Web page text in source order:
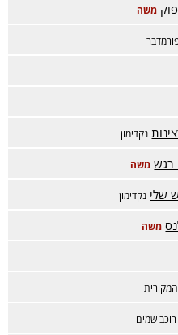
משה
נקדימון
רגש משה
שלי נקדימון
משה
המקורית
רוכב שמים